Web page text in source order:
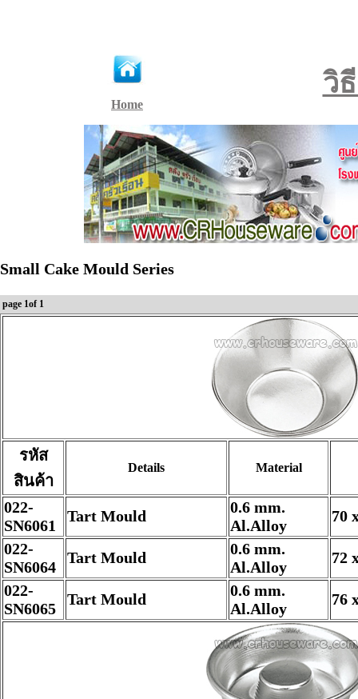
Home
วิ
Small Cake Mould Series
page 1of 1
รหัส
สินค้า
Details Material
022-
SN6061
Tart Mould
0.6 mm.
Al.Alloy
70
022-
SN6064
Tart Mould
0.6 mm.
Al.Alloy
72
022-
SN6065
Tart Mould
0.6 mm.
Al.Alloy
76